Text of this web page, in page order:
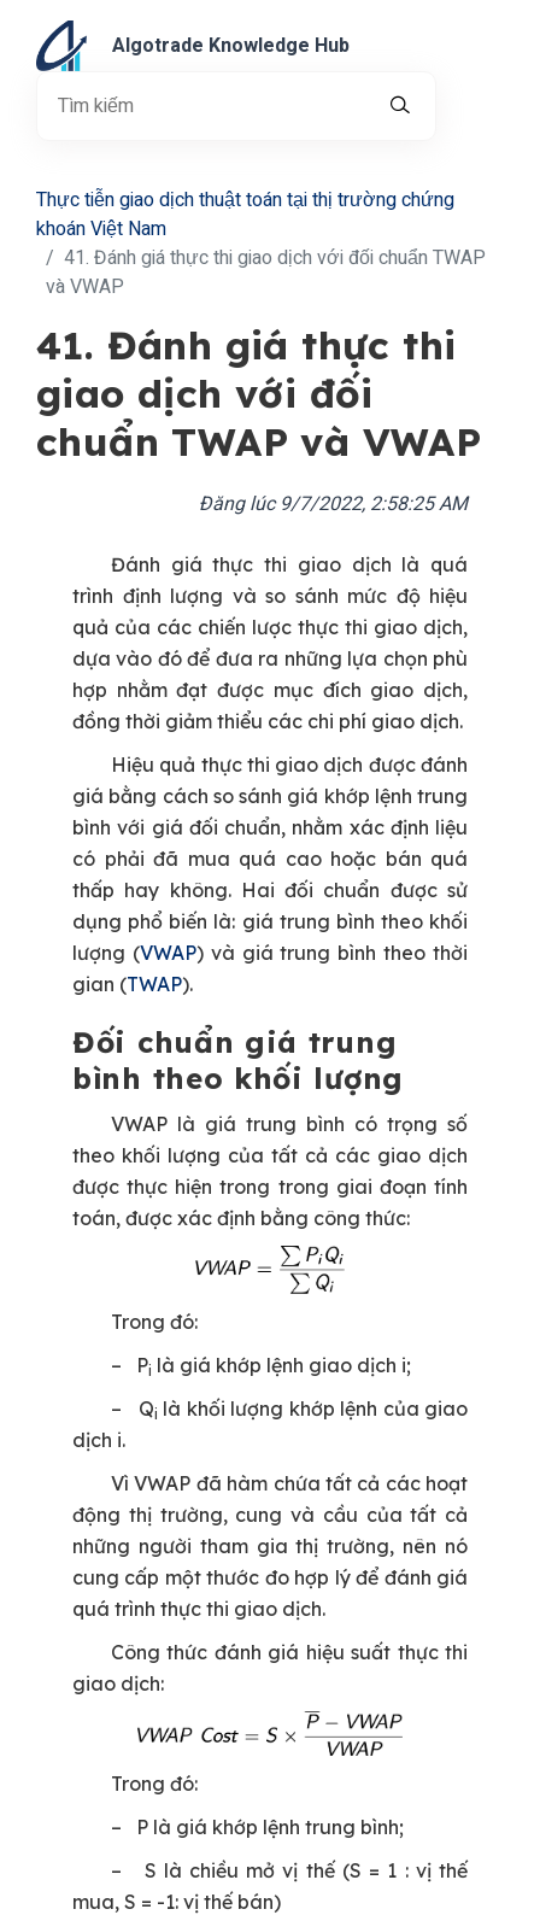
Algotrade Knowledge Hub
Thực tiễn giao dịch thuật toán tại thị trường chứng
khoán Việt Nam
41. Đánh giá thực thi giao dịch với đối chuẩn TWAP
và VWAP
41. Đánh giá thực thi
giao dịch với đối
chuẩn TWAP và VWAP
Đăng lúc9/7/2022, 2:58:25 AM
Đánh giá thực thi giao dịch là quá
trình định lượng và so sánh mức độ hiệu
quả của các chiến lược thực thi giao dịch,
dựa vào đó để đưa ra những lựa chọn phù
hợp nhằm đạt được mục đích giao dịch,
đồng thời giảm thiểu các chi phí giao dịch.
Hiệu quả thực thi giao dịch được đánh
giá bằng cách so sánh giá khớp lệnh trung
bình với giá đối chuẩn, nhằm xác định liệu
có phải đã mua quá cao hoặc bán quá
thấp hay không. Hai đối chuẩn được sử
dụng phổ biến là: giá trung bình theo khối
lượng (VWAP) và giá trung bình theo thời
gian (TWAP).
Đối chuẩn giá trung
bình theo khối lượng
VWAP là giá trung bình có trọng số
theo khối lượng của tất cả các giao dịch
được thực hiện trong trong giai đoạn tính
toán, được xác định bằng công thức:
Trong đó:
– Pi là giá khớp lệnh giao dịch i;
– Qi là khối lượng khớp lệnh của giao
dịch i.
Vì VWAP đã hàm chứa tất cả các hoạt
động thị trường, cung và cầu của tất cả
những người tham gia thị trường, nên nó
cung cấp một thước đo hợp lý để đánh giá
quá trình thực thi giao dịch.
Công thức đánh giá hiệu suất thực thi
giao dịch:
Trong đó:
– P là giá khớp lệnh trung bình;
– S là chiều mở vị thế (S = 1 : vị thế
mua, S = -1: vị thế bán)